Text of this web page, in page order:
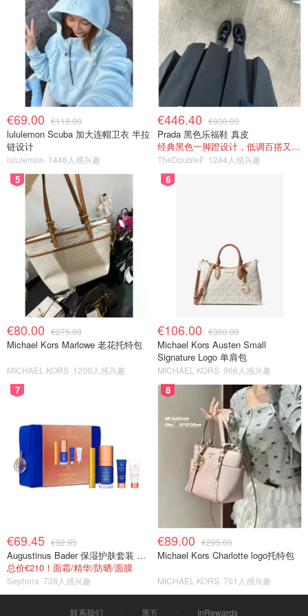
€69.00 €118.00
lululemon Scuba 加大连帽卫衣 半拉
链设计
lululemon 1448人感兴趣
€446.40 €930.00
Prada 黑色乐福鞋 真皮
经典黑色一脚蹬设计，低调百搭又高级
TheDoubleF 1244人感兴趣
5
€80.00 €275.00
Michael Kors Marlowe 老花托特包
MICHAEL KORS 1200人感兴趣
6
€106.00 €350.00
Michael Kors Austen Small
Signature Logo 单肩包
MICHAEL KORS 966人感兴趣
7
€69.45 €92.95
Augustinus Bader 保湿护肤套装 TFC8®
总价€210！面霜/精华/防晒/面膜
Sephora 738人感兴趣
8
€89.00 €295.00
Michael Kors Charlotte logo托特包
MICHAEL KORS 701人感兴趣
联系我们 黑五 InRewards